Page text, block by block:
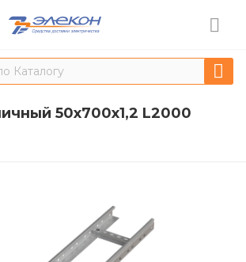
50х700х1,2 L2000